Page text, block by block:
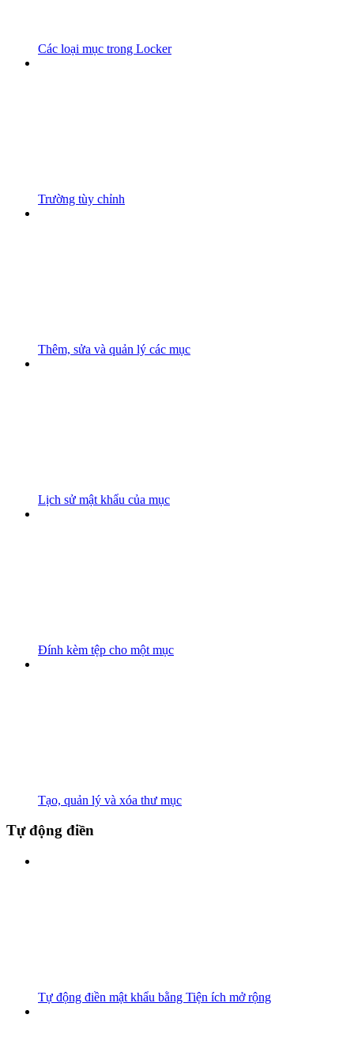
Các loại mục trong Locker
Trường tùy chỉnh
Thêm, sửa và quản lý các mục
Lịch sử mật khẩu của mục
Đính kèm tệp cho một mục
Tạo, quản lý và xóa thư mục
Tự động điền
Tự động điền mật khẩu bằng Tiện ích mở rộng